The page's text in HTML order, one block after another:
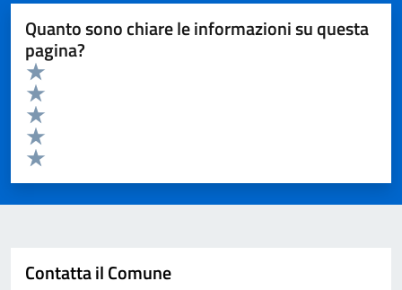
Quanto sono chiare le informazioni su questa
pagina?
Valuta da 1 a 5 stelle la pagina
Valuta 5 stelle su 5
Valuta 4 stelle su 5
Valuta 3 stelle su 5
Valuta 2 stelle su 5
Valuta 1 stelle su 5
Contatta il Comune